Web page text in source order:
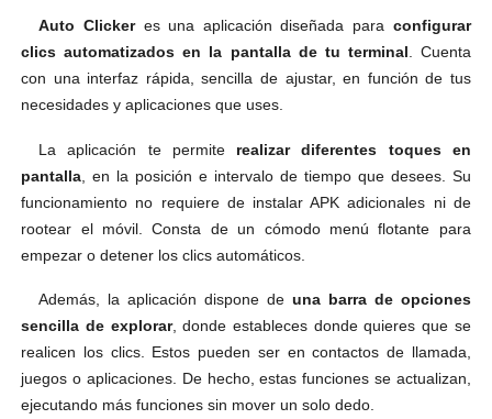
Auto Clicker es una aplicación diseñada para configurar
clics automatizados en la pantalla de tu terminal. Cuenta
con una interfaz rápida, sencilla de ajustar, en función de tus
necesidades y aplicaciones que uses.
La aplicación te permite realizar diferentes toques en
pantalla , en la posición e intervalo de tiempo que desees. Su
funcionamiento no requiere de instalar APK adicionales ni de
rootear el móvil. Consta de un cómodo menú flotante para
empezar o detener los clics automáticos.
Además, la aplicación dispone de una barra de opciones
sencilla de explorar, donde estableces donde quieres que se
realicen los clics. Estos pueden ser en contactos de llamada,
juegos o aplicaciones. De hecho, estas funciones se actualizan,
ejecutando más funciones sin mover un solo dedo.